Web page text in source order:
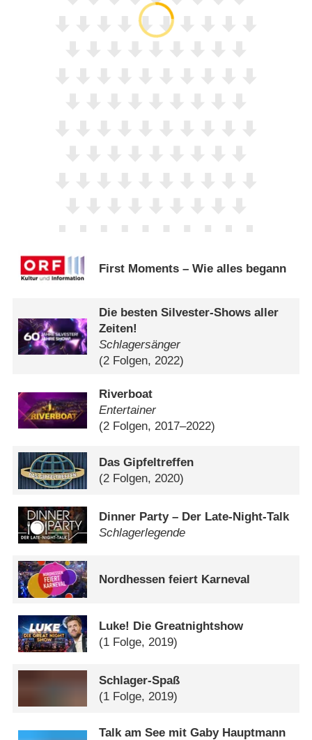
First Moments – Wie alles begann
Die besten Silvester-Shows aller
Zeiten!
Schlagersänger
(2 Folgen, 2022)
Riverboat
Entertainer
(2 Folgen, 2017–2022)
Das Gipfeltreffen
(2 Folgen, 2020)
Dinner Party – Der Late-Night-Talk
Schlagerlegende
Nordhessen feiert Karneval
Luke! Die Greatnightshow
(1 Folge, 2019)
Schlager-Spaß
(1 Folge, 2019)
Talk am See mit Gaby Hauptmann